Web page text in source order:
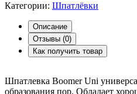
Категории: Шпатлёвки
Описание
Отзывы (0)
Как получить товар
Шпатлевка Boomer Uni
образования пор. Обладает